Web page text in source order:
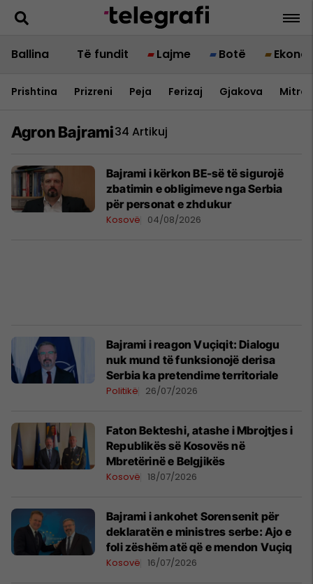
Ballina Të fundit Lajme Botë
Prishtina Prizreni Peja Ferizaj Gjakova
Agron Bajrami34 Artikuj
Bajrami i kërkon BE-së të sigurojë
zbatimin e obligimeve nga Serbia
për personat e zhdukur
Kosovë 04/08/2026
Bajrami i reagon Vuçiqit: Dialogu
nuk mund të funksionojë derisa
Serbia ka pretendime territoriale
Politikë 26/07/2026
Faton Bekteshi, atashe i Mbrojtjes i
Republikës së Kosovës në
Mbretërinë e Belgjikës
Kosovë 18/07/2026
Bajrami i ankohet Sorensenit për
deklaratën e ministres serbe: Ajo e
foli zëshëm atë që e mendon Vuçiq
Kosovë 16/07/2026